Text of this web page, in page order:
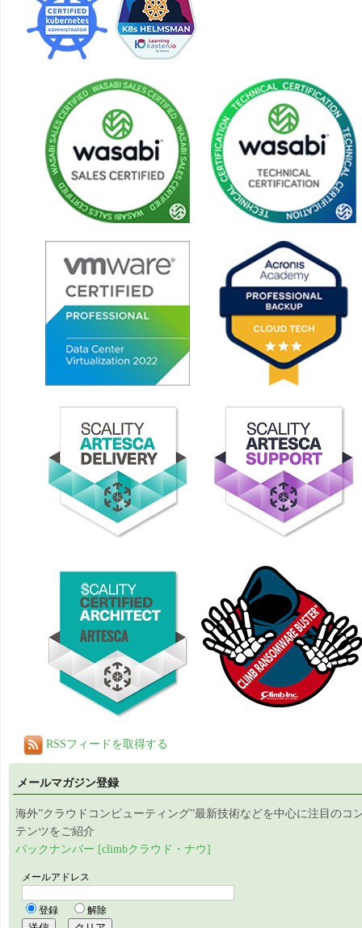
RSSフィードを取得する
メールマガジン登録
海外”クラウドコンピューティング”最新技術などを中心に注目のコ
テンツをご紹介
バックナンバー [climbクラウド・ナウ]